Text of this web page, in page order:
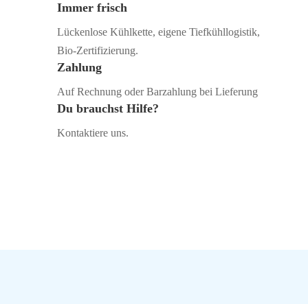
Immer frisch
Lückenlose Kühlkette, eigene Tiefkühllogistik,
Bio‑Zertifizierung.
Zahlung
Auf Rechnung oder Barzahlung bei Lieferung
Du brauchst Hilfe?
Kontaktiere uns.